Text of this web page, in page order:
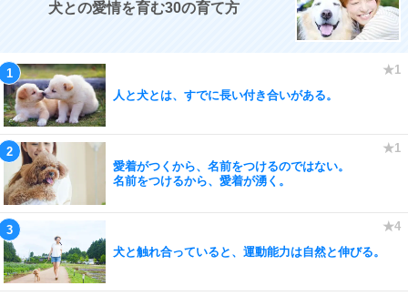
犬との愛情を育む30の育て方
人と犬とは、すでに長い付き合いがある。
愛着がつくから、名前をつけるのではない。
名前をつけるから、愛着が湧く。
犬と触れ合っていると、運動能力は自然と伸びる。